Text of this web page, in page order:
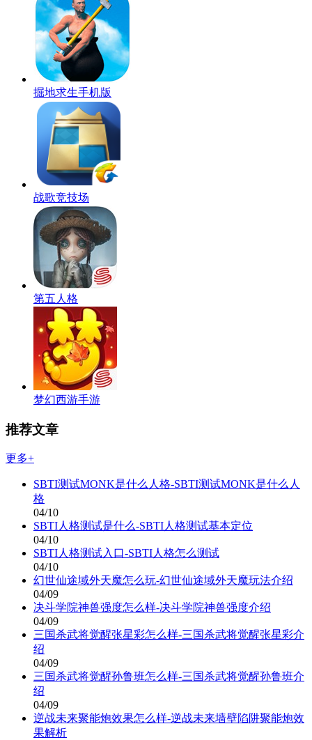
掘地求生手机版
战歌竞技场
第五人格
梦幻西游手游
推荐文章
更多+
SBTI测试MONK是什么人格-SBTI测试MONK是什么人
格
04/10
SBTI人格测试是什么-SBTI人格测试基本定位
04/10
SBTI人格测试入口-SBTI人格怎么测试
04/10
幻世仙途域外天魔怎么玩-幻世仙途域外天魔玩法介绍
04/09
决斗学院神兽强度怎么样-决斗学院神兽强度介绍
04/09
三国杀武将觉醒张星彩怎么样-三国杀武将觉醒张星彩介
绍
04/09
三国杀武将觉醒孙鲁班怎么样-三国杀武将觉醒孙鲁班介
绍
04/09
逆战未来聚能炮效果怎么样-逆战未来墙壁陷阱聚能炮效
果解析